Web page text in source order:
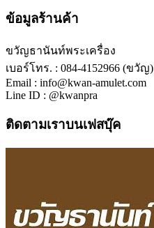
ข้อมูลร้านค้า
ขวัญธานันท์พระเครื่อง
เบอร์โทร. : 084-4152966 (ขวัญ)
Email : info@kwan-amulet.com
Line ID : @kwanpra
ติดตามเราบนเฟสบุ๊ค